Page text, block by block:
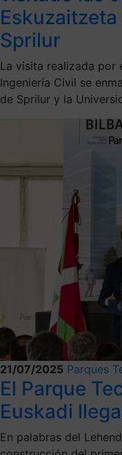
Sprilur
La visita realizada por
Ingeniería Civil se
de Sprilur y la
21/07/2025 Parques
El Parque
Euskadi
En palabras del